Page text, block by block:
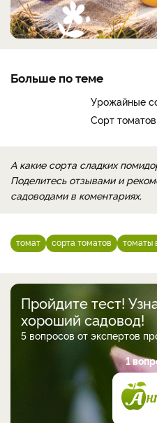
Больше по теме
Урожайные
Сорт
А какие сорта сладких
Поделитесь отзывами и
садоводами в коментариях.
томат сорта томатов томаты
Пройдите тест!
хороший садовод!
5 вопросов от экспертов
1